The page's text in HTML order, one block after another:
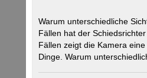
Warum unterschiedliche
Fällen hat der
Fällen zeigt die Kamera
Dinge. Warum